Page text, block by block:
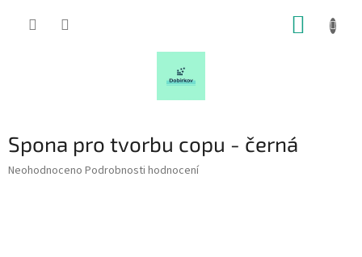
Spona pro tvorbu copu - černá
Průměrné
Neohodnoceno Podrobnosti hodnocení